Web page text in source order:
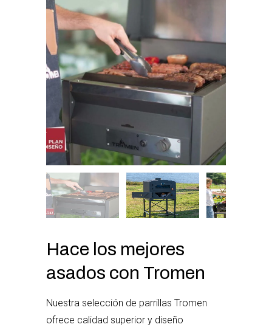
Hace los mejores
asados con Tromen
Nuestra selección de parrillas Tromen
ofrece calidad superior y diseño